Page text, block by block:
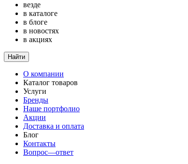
везде
в каталоге
в блоге
в новостях
в акциях
Найти
О компании
Каталог товаров
Услуги
Бренды
Наше портфолио
Акции
Доставка и оплата
Блог
Контакты
Вопрос—ответ